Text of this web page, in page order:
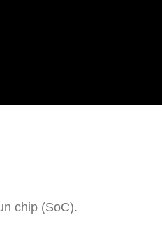
chip (SoC).